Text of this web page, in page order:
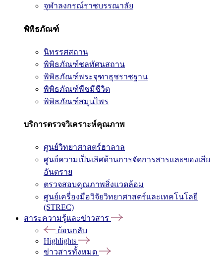
จุฬาลงกรณ์ราชบรรณาลัย
พิพิธภัณฑ์
นิทรรศสถาน
พิพิธภัณฑ์ชลทัศนสถาน
พิพิธภัณฑ์พระจุฑาธุชราชฐาน
พิพิธภัณฑ์พืชมีชีวิต
พิพิธภัณฑ์สมุนไพร
บริการตรวจวิเคราะห์คุณภาพ
ศูนย์วิทยาศาสตร์ฮาลาล
ศูนย์ความเป็นเลิศด้านการจัดการสารและของเสีย
อันตราย
ตรวจสอบคุณภาพสิ่งแวดล้อม
ศูนย์เครื่องมือวิจัยวิทยาศาสตร์และเทคโนโลยี
(STREC)
สาระความรู้และข่าวสาร
ย้อนกลับ
Highlights
ข่าวสารทั้งหมด